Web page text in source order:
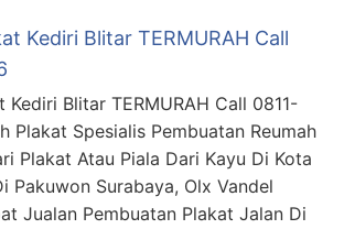
Kediri Blitar TERMURAH Call
Kediri Blitar TERMURAH Call 0811-
Plakat Spesialis Pembuatan Reumah
Plakat Atau Piala Dari Kayu Di Kota
Pakuwon Surabaya, Olx Vandel
Jualan Pembuatan Plakat Jalan Di